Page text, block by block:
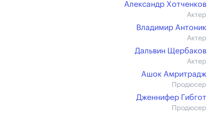
Александр Хотченков
Актер
Владимир Антоник
Актер
Дальвин Щербаков
Актер
Ашок Амритрадж
Продюсер
Дженнифер Гибгот
Продюсер